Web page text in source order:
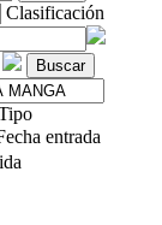
Clasificación
Buscar
entrada